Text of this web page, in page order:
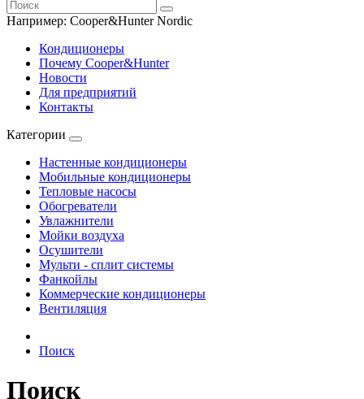
Например: Cooper&Hunter Nordic
Кондиционеры
Почему Cooper&Hunter
Новости
Для предприятий
Контакты
Категории
Настенные кондиционеры
Мобильные кондиционеры
Тепловые насосы
Обогреватели
Увлажнители
Мойки воздуха
Осушители
Мульти - сплит системы
Фанкойлы
Коммерческие кондиционеры
Вентиляция
Поиск
Поиск